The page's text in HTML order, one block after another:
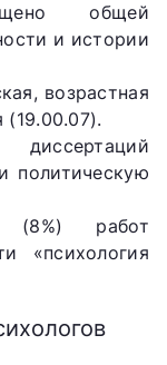
общей
и истории
возрастная
(19.00.07).
политическую
(8%) работ
«психология